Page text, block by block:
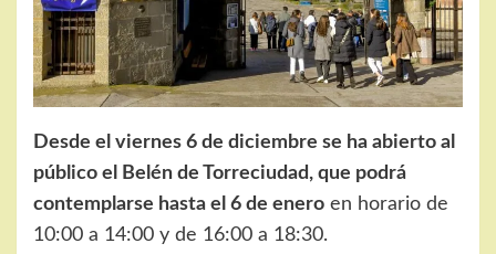
Desde el viernes 6 de diciembre se ha abierto al
público el Belén de Torreciudad, que podrá
contemplarse hasta el 6 de enero en horario de
10:00 a 14:00 y de 16:00 a 18:30.